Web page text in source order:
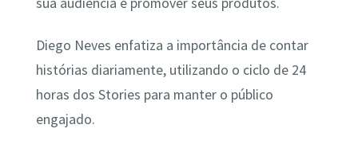
Diego Neves enfatiza a importância de contar
histórias diariamente, utilizando o ciclo de 24
horas dos Stories para manter o público
engajado.